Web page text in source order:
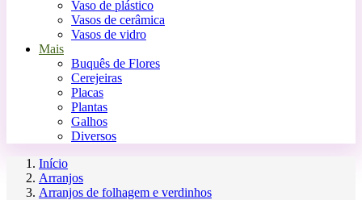
Vaso de plástico
Vasos de cerâmica
Vasos de vidro
Mais
Buquês de Flores
Cerejeiras
Placas
Plantas
Galhos
Diversos
Início
Arranjos
Arranjos de folhagem e verdinhos